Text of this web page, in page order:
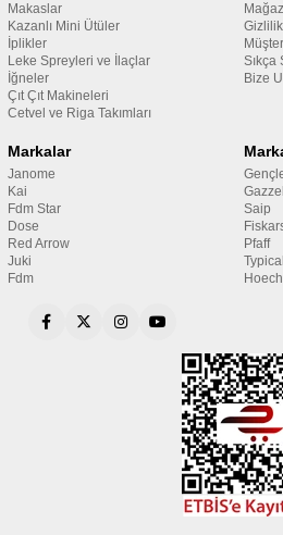
Makaslar
Kazanlı Mini Ütüler
İplikler
Leke Spreyleri ve İlaçlar
İğneler
Çıt Çıt Makineleri
Cetvel ve Riga Takımları
Sıkça
Bize
Markalar
Janome
Kai
Fdm Star
Dose
Red Arrow
Juki
Fdm
Saip
Pfaff
Typical